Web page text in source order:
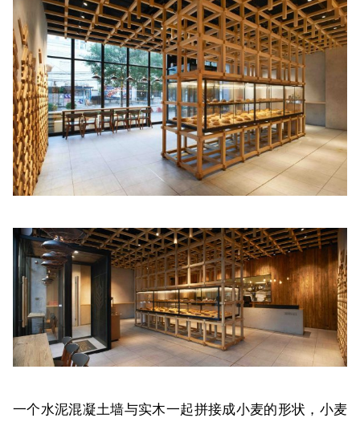
一个水泥混凝土墙与实木一起拼接成小麦的形状，小麦